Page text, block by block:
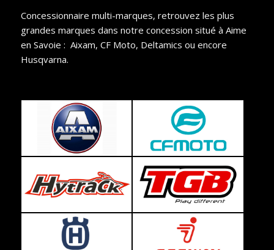
Concessionnaire multi-marques, retrouvez les plus
grandes marques dans notre concession situé à Aime
en Savoie : Aixam, CF Moto, Deltamics ou encore
Husqvarna.